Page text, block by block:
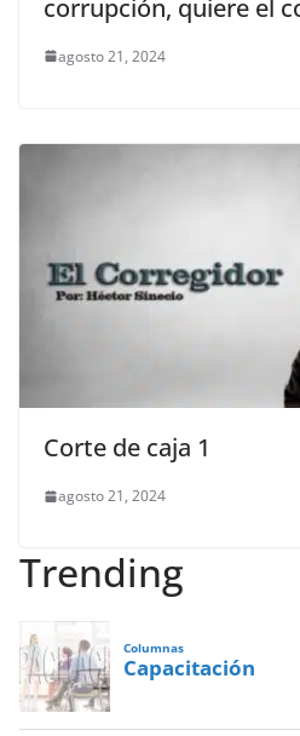
corrupción, quiere el
agosto 21, 2024
Corte de caja 1
agosto 21, 2024
Trending